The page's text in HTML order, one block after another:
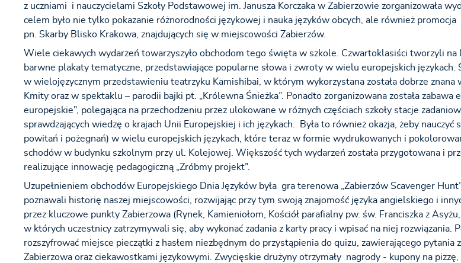
z uczniami i nauczycielami Szkoły Podstawowej im. Janusza Korczaka w Zabierzowie zorganizowała
celem było nie tylko pokazanie różnorodności językowej i nauka języków obcych, ale również
pn. Skarby Blisko Krakowa, znajdujących się w miejscowości Zabierzów.
Wiele ciekawych wydarzeń towarzyszyło obchodom tego święta w szkole. Czwartoklasiści tworzyli na
barwne plakaty tematyczne, przedstawiające popularne słowa i zwroty w wielu europejskich językach.
w wielojęzycznym przedstawieniu teatrzyku Kamishibai, w którym wykorzystana została dobrze znana
Kmity oraz w spektaklu – parodii bajki pt. „Królewna Śnieżka”. Ponadto zorganizowana została zabawa
europejskie”, polegająca na przechodzeniu przez ulokowane w różnych częściach szkoły stacje
sprawdzających wiedzę o krajach Unii Europejskiej i ich językach. Była to również okazja, żeby nauczyć
powitań i pożegnań) w wielu europejskich językach, które teraz w formie wydrukowanych i
schodów w budynku szkolnym przy ul. Kolejowej. Większość tych wydarzeń została przygotowana i
realizujące innowację pedagogiczną „Zróbmy projekt”.
Uzupełnieniem obchodów Europejskiego Dnia Języków była gra terenowa „Zabierzów Scavenger
poznawali historię naszej miejscowości, rozwijając przy tym swoją znajomość języka angielskiego i
przez kluczowe punkty Zabierzowa (Rynek, Kamieniołom, Kościół parafialny pw. św. Franciszka z
w których uczestnicy zatrzymywali się, aby wykonać zadania z karty pracy i wpisać na niej rozwiązania.
rozszyfrować miejsce pieczątki z hasłem niezbędnym do przystąpienia do quizu, zawierającego pytania
Zabierzowa oraz ciekawostkami językowymi. Zwycięskie drużyny otrzymały nagrody - kupony na pizzę,